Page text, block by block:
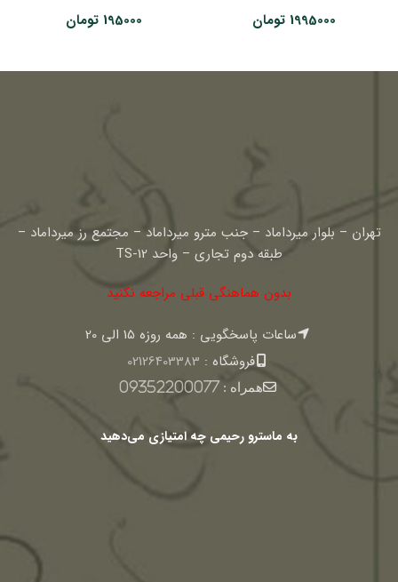
1995000 تومان
195000 تومان
تهران – بلوار میرداماد – جنب مترو میرداماد – مجتمع رز میرداماد –
طبقه دوم تجاری – واحد TS-12
بدون هماهنگی قبلی مراجعه نکنید
ساعات پاسخگویی : همه روزه 15 الی 20
فروشگاه : 02126403383
همراه :09352200077
به ماسترو رحیمی چه امتیازی می‌دهید